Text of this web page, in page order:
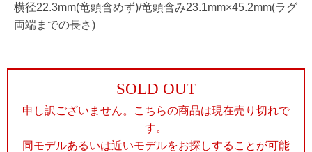
横径22.3mm(竜頭含めず)/竜頭含み23.1mm×45.2mm(ラグ
両端までの長さ)
SOLD OUT
申し訳ございません。こちらの商品は現在売り切れで
す。
同モデルあるいは近いモデルをお探しすることが可能